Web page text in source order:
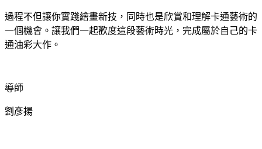
過程不但讓你實踐繪畫新技，同時也是欣賞和理解卡通藝術的
一個機會。讓我們一起歡度這段藝術時光，完成屬於自己的卡
通油彩大作。
導師
劉彥揚